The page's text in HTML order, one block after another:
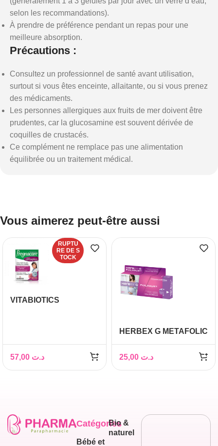
selon les recommandations).
À prendre de préférence pendant un repas pour une
meilleure absorption.
Précautions :
Consultez un professionnel de santé avant utilisation,
surtout si vous êtes enceinte, allaitante, ou si vous prenez
des médicaments.
Les personnes allergiques aux fruits de mer doivent être
prudentes, car la glucosamine est souvent dérivée de
coquilles de crustacés.
Ce complément ne remplace pas une alimentation
équilibrée ou un traitement médical.
Vous aimerez peut-être aussi
RUPTU
RE DE S
TOCK
VITABIOTICS
د.ت
HERBEX G METAFOLIC
GELULES
د.ت
Catégories
Bébé et
Bio &
naturel